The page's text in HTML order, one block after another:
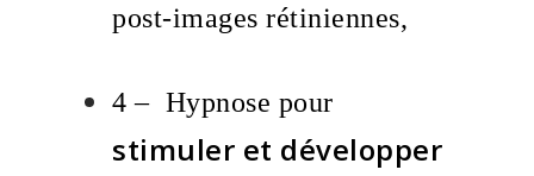
post-images rétiniennes,
4 – Hypnose pour
stimuler et développer